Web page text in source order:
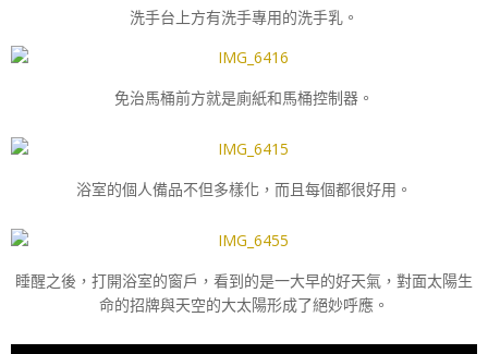
洗手台上方有洗手專用的洗手乳。
免治馬桶前方就是廁紙和馬桶控制器。
浴室的個人備品不但多樣化，而且每個都很好用。
睡醒之後，打開浴室的窗戶，看到的是一大早的好天氣，對面太陽生
命的招牌與天空的大太陽形成了絕妙呼應。